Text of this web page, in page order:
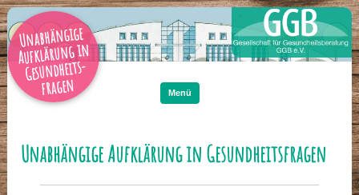
Unabhängige
Aufklärung in
Gesundheits-
fragen Menü
Unabhängige Aufklärung in Gesundheitsfragen